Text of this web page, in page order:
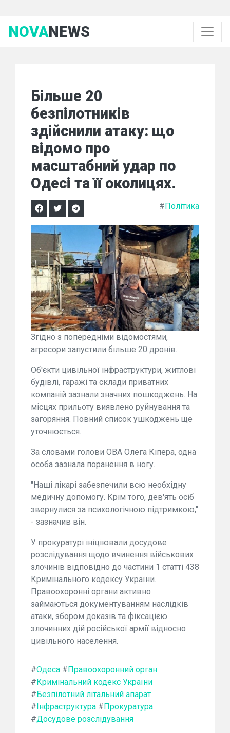
NOVANEWS
Більше 20
безпілотників
здійснили атаку: що
відомо про
масштабний удар по
Одесі та її околицях.
#Політика
Згідно з попередніми відомостями,
агресори запустили більше 20 дронів.
Об'єкти цивільної інфраструктури, житлові
будівлі, гаражі та склади приватних
компаній зазнали значних пошкоджень. На
місцях прильоту виявлено руйнування та
загоряння. Повний список ушкоджень ще
уточнюється.
За словами голови ОВА Олега Кіпера, одна
особа зазнала поранення в ногу.
"Наші лікарі забезпечили всю необхідну
медичну допомогу. Крім того, дев'ять осіб
звернулися за психологічною підтримкою,"
- зазначив він.
У прокуратурі ініціювали досудове
розслідування щодо вчинення військових
злочинів відповідно до частини 1 статті 438
Кримінального кодексу України.
Правоохоронні органи активно
займаються документуванням наслідків
атаки, збором доказів та фіксацією
злочинних дій російської армії відносно
цивільного населення.
#Одеса #Правоохоронний орган
#Кримінальний кодекс України
#Безпілотний літальний апарат
#Інфраструктура #Прокуратура
#Досудове розслідування